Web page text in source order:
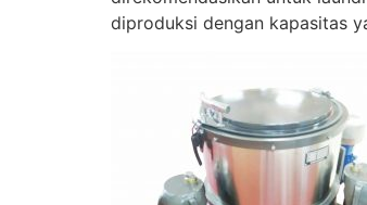
diproduksi dengan kapasitas